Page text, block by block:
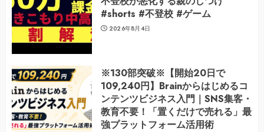
#shorts #不登校 #ゲーム
2026年8月4日
※130部突破※【開始20日で
109,240円】Brainからはじめるコ
ンテンツビジネス入門｜SNS集客・
教育不要！「置くだけで売れる」最
強プラットフォーム活用術